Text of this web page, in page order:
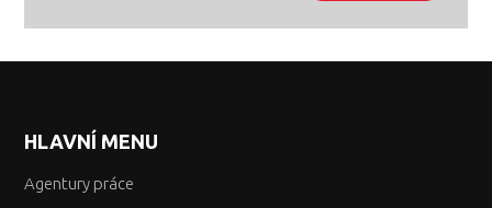
HLAVNÍ MENU
Agentury práce